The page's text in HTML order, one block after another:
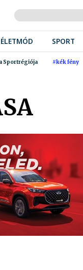
ÉLETMÓD SPORT
Sportrégiója #kék fény